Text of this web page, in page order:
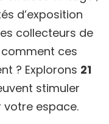
d’exposition
collecteurs de
ces
? Explorons 21
stimuler
espace.